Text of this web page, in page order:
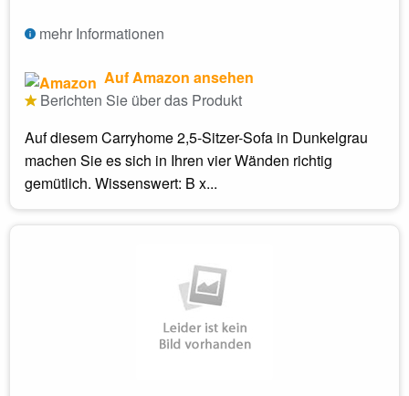
mehr Informationen
Auf Amazon ansehen
Berichten Sie über das Produkt
Auf diesem Carryhome 2,5-Sitzer-Sofa in Dunkelgrau
machen Sie es sich in Ihren vier Wänden richtig
gemütlich. Wissenswert: B x...